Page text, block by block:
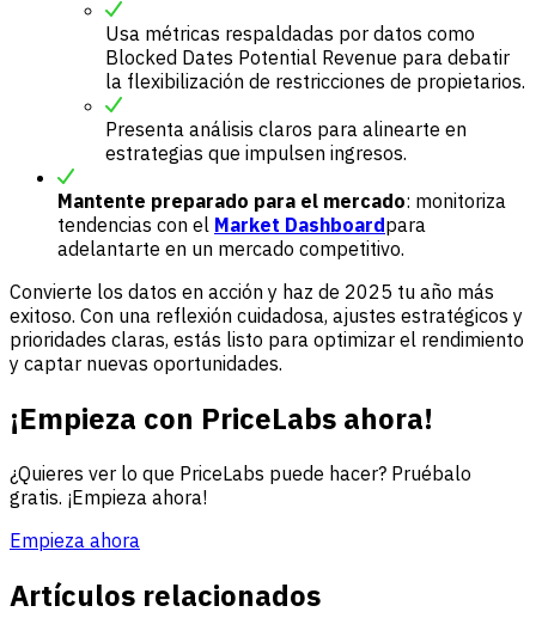
Usa métricas respaldadas por datos como
Blocked Dates Potential Revenue para debatir
la flexibilización de restricciones de propietarios.
Presenta análisis claros para alinearte en
estrategias que impulsen ingresos.
Mantente preparado para el mercado: monitoriza
tendencias con el Market Dashboardpara
adelantarte en un mercado competitivo.
Convierte los datos en acción y haz de 2025 tu año más
exitoso. Con una reflexión cuidadosa, ajustes estratégicos y
prioridades claras, estás listo para optimizar el rendimiento
y captar nuevas oportunidades.
¡Empieza con PriceLabs ahora!
¿Quieres ver lo que PriceLabs puede hacer? Pruébalo
gratis. ¡Empieza ahora!
Empieza ahora
Artículos relacionados